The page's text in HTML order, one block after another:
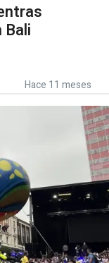
Hace 11 meses